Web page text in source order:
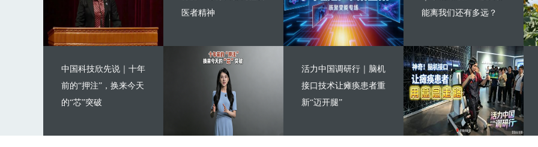
医者精神
中国科技欣先说｜十年
前的“押注”，换来今天
的“芯”突破
能离我们还有多远？
活力中国调研行｜脑机
接口技术让瘫痪患者重
新“迈开腿”